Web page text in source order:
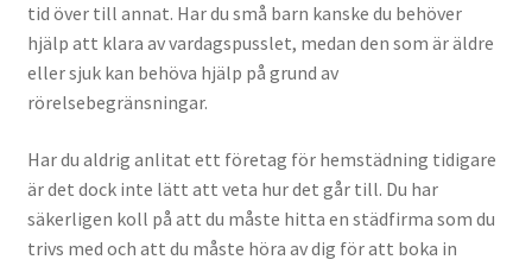
tid över till annat. Har du små barn kanske du behöver
hjälp att klara av vardagspusslet, medan den som är äldre
eller sjuk kan behöva hjälp på grund av
rörelsebegränsningar.
Har du aldrig anlitat ett företag för hemstädning tidigare
är det dock inte lätt att veta hur det går till. Du har
säkerligen koll på att du måste hitta en städfirma som du
trivs med och att du måste höra av dig för att boka in